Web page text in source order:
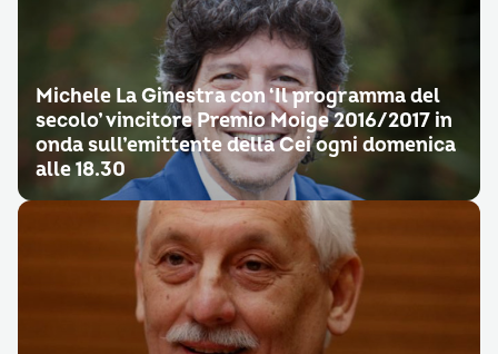
Michele La Ginestra con ‘Il programma del
secolo’ vincitore Premio Moige 2016/2017 in
onda sull’emittente della Cei ogni domenica
alle 18.30